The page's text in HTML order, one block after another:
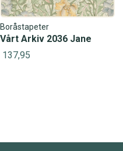
Boråstapeter
Vårt Arkiv 2036 Jane
137,95